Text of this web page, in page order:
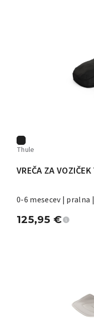
Thule
VREČA ZA
0-6 mesecev |
125,95 €